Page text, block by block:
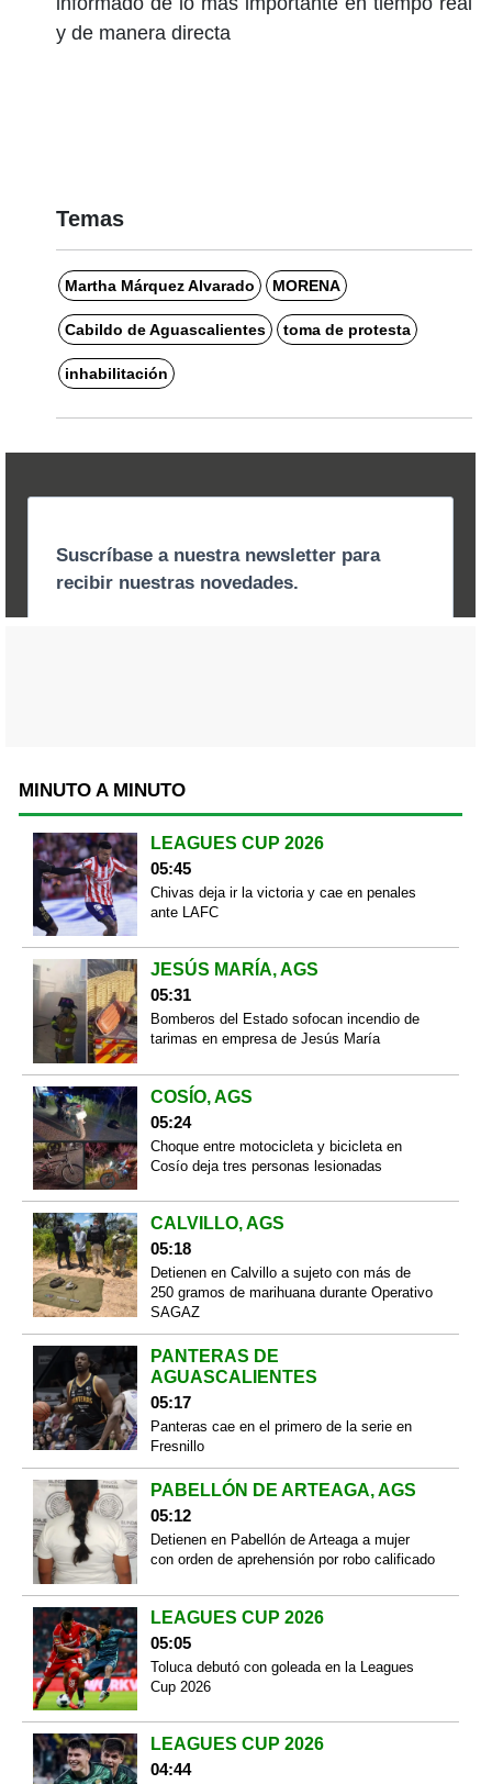
y de manera directa
Temas
Martha Márquez Alvarado MORENA
Cabildo de Aguascalientes toma de protesta
inhabilitación
MINUTO A MINUTO
LEAGUES CUP 2026
05:45
Chivas deja ir la victoria y cae en penales
ante LAFC
JESÚS MARÍA, AGS
05:31
Bomberos del Estado sofocan incendio de
tarimas en empresa de Jesús María
COSÍO, AGS
05:24
Choque entre motocicleta y bicicleta en
Cosío deja tres personas lesionadas
CALVILLO, AGS
05:18
Detienen en Calvillo a sujeto con más de
250 gramos de marihuana durante Operativo
SAGAZ
PANTERAS DE
AGUASCALIENTES
05:17
Panteras cae en el primero de la serie en
Fresnillo
PABELLÓN DE ARTEAGA, AGS
05:12
Detienen en Pabellón de Arteaga a mujer
con orden de aprehensión por robo calificado
LEAGUES CUP 2026
05:05
Toluca debutó con goleada en la Leagues
Cup 2026
LEAGUES CUP 2026
04:44